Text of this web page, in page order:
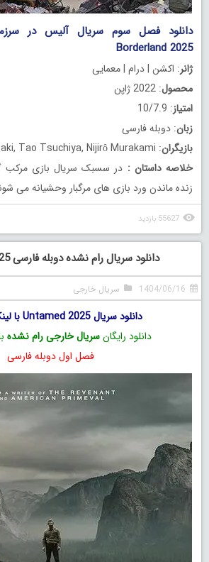
Borderland 2025
ژانر: اکشن | درام | معمایی
محصول: 2022 ژاپن
امتیاز: 10/7.9
زبان: دوبله فارسی
بازیگران: Kento Yamazaki, Tao Tsuchiya, Nijirô Murakami
خلاصه داستان : در سسبک سریال بازی مرکب
زنده ماندن ورد بازی های مرگبار وحشیانه می
55627 بازدید
دانلود سریال رام نشده دوبله فارسی Untamed 2025
1404/06/16 سریال خارجی
دانلود سریال Untamed 2025 با لینک مستقیم
دانلود رایگانسریال خارجی رام نشده
فصل اول دوبله فارسی